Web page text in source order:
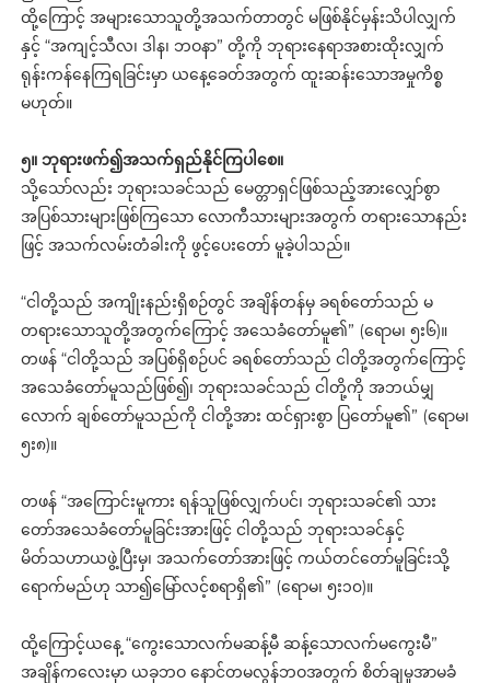
ထို့ကြောင့် အများသောသူတို့အသက်တာတွင် မဖြစ်နိုင်မှန်းသိပါလျှက်
နှင့် “အကျင့်သီလ၊ ဒါန၊ ဘဝနာ” တို့ကို ဘုရားနေရာအစားထိုးလျှက်
ရုန်းကန်နေကြရခြင်းမှာ ယနေ့ခေတ်အတွက် ထူးဆန်းသောအမှုကိစ္စ
မဟုတ်။
၅။ ဘုရားဖက်၍အသက်ရှည်နိုင်ကြပါစေ။
သို့သော်လည်း ဘုရားသခင်သည် မေတ္တာရှင်ဖြစ်သည့်အားလျှော်စွာ
အပြစ်သားများဖြစ်ကြသော လောကီသားများအတွက် တရားသောနည်း
ဖြင့် အသက်လမ်းတံခါးကို ဖွင့်ပေးတော် မူခဲ့ပါသည်။
“ငါတို့သည် အကျိုးနည်းရှိစဉ်တွင် အချိန်တန်မှ ခရစ်တော်သည် မ
တရားသောသူတို့အတွက်ကြောင့် အသေခံတော်မူ၏” (ရောမ၊ ၅း၆)။
တဖန် “ငါတို့သည် အပြစ်ရှိစဉ်ပင် ခရစ်တော်သည် ငါတို့အတွက်ကြောင့်
အသေခံတော်မူသည်ဖြစ်၍၊ ဘုရားသခင်သည် ငါတို့ကို အဘယ်မျှ
လောက် ချစ်တော်မူသည်ကို ငါတို့အား ထင်ရှားစွာ ပြတော်မူ၏” (ရောမ၊
၅း၈)။
တဖန် “အကြောင်းမူကား ရန်သူဖြစ်လျှက်ပင်၊ ဘုရားသခင်၏ သား
တော်အသေခံတော်မူခြင်းအားဖြင့် ငါတို့သည် ဘုရားသခင်နှင့်
မိတ်သဟာယဖွဲ့ပြီးမှ၊ အသက်တော်အားဖြင့် ကယ်တင်တော်မူခြင်းသို့
ရောက်မည်ဟု သာ၍မြော်လင့်စရာရှိ၏” (ရောမ၊ ၅း၁၀)။
ထို့ကြောင့်ယနေ့ “ကွေးသောလက်မဆန့်မီ ဆန့်သောလက်မကွေးမီ”
အချိန်ကလေးမှာ ယခုဘဝ နောင်တမလွန်ဘဝအတွက် စိတ်ချမှုအာမခံ